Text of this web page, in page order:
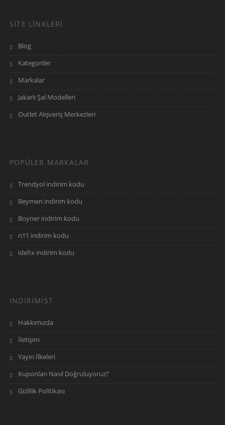
yazmanız yeterlidir.
Yardım menüsünden Müşteri Hizmetleri
butonuna tıklayarak alınabilir. Karşılaşılan
numarayı arayarak hemen 4 haneli VIP
Aras Kargo, MNG Kargo ve PTT kargo ile
gönderim sağlanıyor.
aradığınız ürünü bulup sepetinize atın.
Daha sonra sepetinizde kredi kartınızla
ödeme yaparak siparişinizi
ürün kısa bir süre içinde ulaşacaktır.
SITE LINKLERI
Blog
Kategoriler
Markalar
Jakarlı Şal Modelleri
Outlet Alışveriş Merkezleri
POPÜLER MARKALAR
Trendyol indirim kodu
Beymen indirim kodu
Boyner indirim kodu
n11 indirim kodu
idefix indirim kodu
INDIRIMIST
Hakkımızda
İletişim
Yayın İlkeleri
Kuponları Nasıl Doğruluyoruz?
Gizlilik Politikası